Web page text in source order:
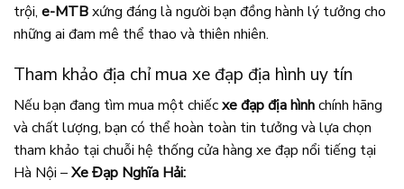
trội, e-MTBxứng đáng là người bạn đồng hành lý tưởng cho
những ai đam mê thể thao và thiên nhiên.
Tham khảo địa chỉ mua xe đạp địa hình uy tín
Nếu bạn đang tìm mua một chiếcxe đạp địa hìnhchính hãng
và chất lượng, bạn có thể hoàn toàn tin tưởng và lựa chọn
tham khảo tại chuỗi hệ thống cửa hàng xe đạp nổi tiếng tại
Hà Nội –Xe Đạp Nghĩa Hải: